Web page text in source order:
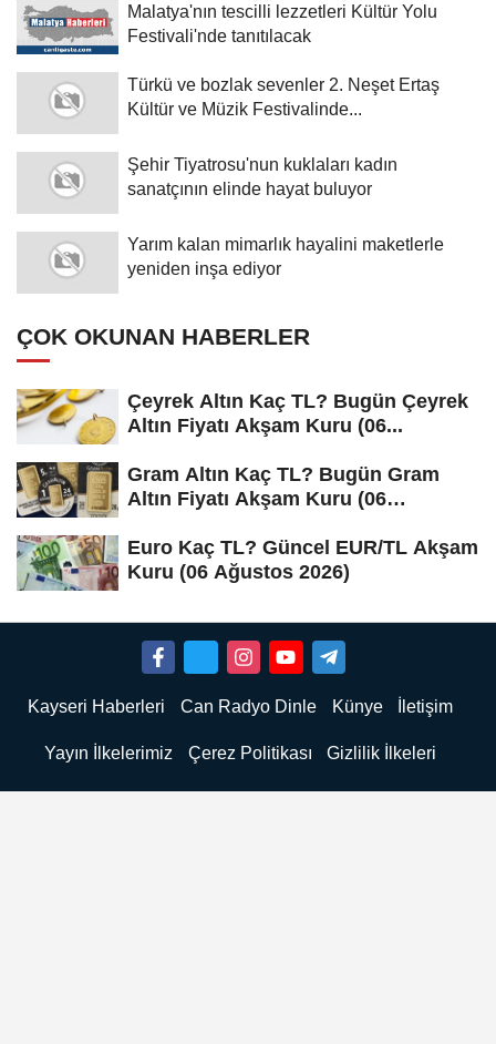
Malatya'nın tescilli lezzetleri Kültür Yolu
Festivali'nde tanıtılacak
Türkü ve bozlak sevenler 2. Neşet Ertaş
Kültür ve Müzik Festivalinde...
Şehir Tiyatrosu'nun kuklaları kadın
sanatçının elinde hayat buluyor
Yarım kalan mimarlık hayalini maketlerle
yeniden inşa ediyor
ÇOK OKUNAN HABERLER
Çeyrek Altın Kaç TL? Bugün Çeyrek
Altın Fiyatı Akşam Kuru (06...
Gram Altın Kaç TL? Bugün Gram
Altın Fiyatı Akşam Kuru (06
Euro Kaç TL? Güncel EUR/TL Akşam
Kuru (06 Ağustos 2026)
Kayseri Haberleri Can Radyo Dinle Künye İletişim
Yayın İlkelerimiz Çerez Politikası Gizlilik İlkeleri